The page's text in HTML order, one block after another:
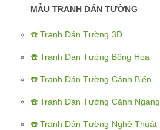
MẪU TRANH DÁN TƯỜNG
☎️ Tranh Dán Tường 3D
☎️ Tranh Dán Tường Bông Hoa
☎️ Tranh Dán Tường Cảnh Biển
☎️ Tranh Dán Tường Cảnh Ngang
☎️ Tranh Dán Tường Nghệ Thuật